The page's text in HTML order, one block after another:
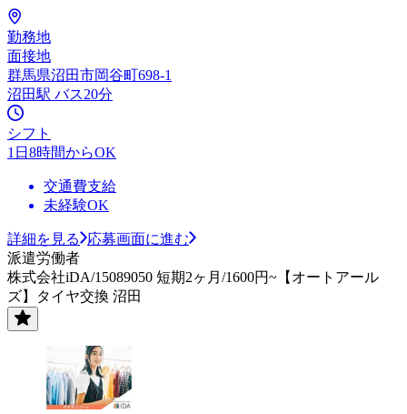
勤務地
面接地
群馬県沼田市岡谷町698-1
沼田駅 バス20分
シフト
1日8時間からOK
交通費支給
未経験OK
詳細を見る
応募画面に進む
派遣労働者
株式会社iDA/15089050 短期2ヶ月/1600円~【オートアール
ズ】タイヤ交換 沼田